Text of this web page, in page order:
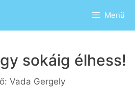
Menü
sokáig élhess!
Vada Gergely